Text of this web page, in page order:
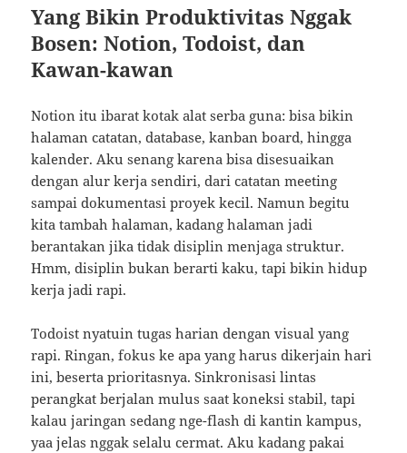
Yang Bikin Produktivitas Nggak
Bosen: Notion, Todoist, dan
Kawan-kawan
Notion itu ibarat kotak alat serba guna: bisa bikin
halaman catatan, database, kanban board, hingga
kalender. Aku senang karena bisa disesuaikan
dengan alur kerja sendiri, dari catatan meeting
sampai dokumentasi proyek kecil. Namun begitu
kita tambah halaman, kadang halaman jadi
berantakan jika tidak disiplin menjaga struktur.
Hmm, disiplin bukan berarti kaku, tapi bikin hidup
kerja jadi rapi.
Todoist nyatuin tugas harian dengan visual yang
rapi. Ringan, fokus ke apa yang harus dikerjain hari
ini, beserta prioritasnya. Sinkronisasi lintas
perangkat berjalan mulus saat koneksi stabil, tapi
kalau jaringan sedang nge-flash di kantin kampus,
yaa jelas nggak selalu cermat. Aku kadang pakai